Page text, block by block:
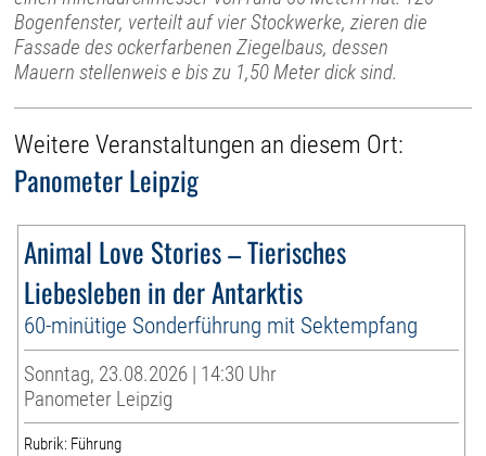
Bogenfenster, verteilt auf vier Stockwerke, zieren die
Fassade des ockerfarbenen Ziegelbaus, dessen
Mauern stellenweis e bis zu 1,50 Meter dick sind.
Weitere Veranstaltungen an diesem Ort:
Panometer Leipzig
Animal Love Stories – Tierisches
Liebesleben in der Antarktis
60-minütige Sonderführung mit Sektempfang
Sonntag, 23.08.2026 | 14:30 Uhr
Panometer Leipzig
Rubrik: Führung